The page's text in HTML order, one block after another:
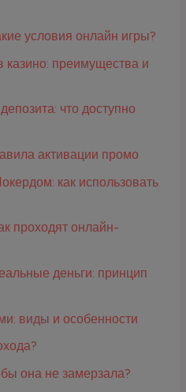
условия онлайн игры?
казино: преимущества и
что доступно
активации промо
как использовать
проходят онлайн-
деньги: принцип
виды и особенности
она не замерзала?